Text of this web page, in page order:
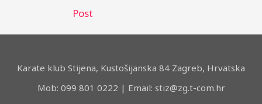
Post
Karate klub Stijena, Kustošijanska 84 Zagreb, Hrvatska
Mob: 099 801 0222 | Email: stiz@zg.t-com.hr